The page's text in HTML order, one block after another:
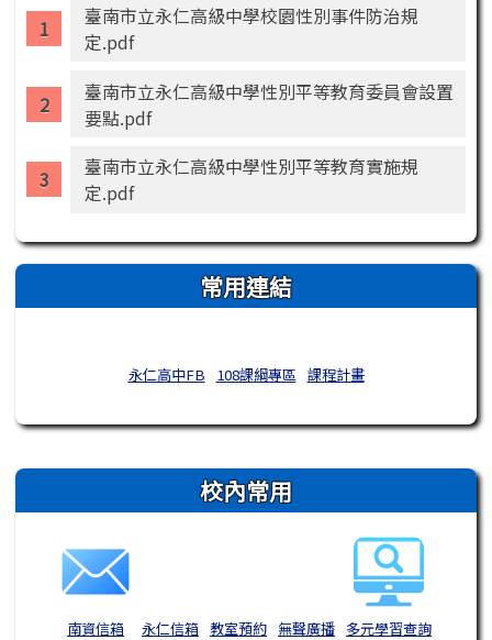
臺南市立永仁高級中學校園性別事件防治規
定.pdf
臺南市立永仁高級中學性別平等教育委員會設置
要點.pdf
臺南市立永仁高級中學性別平等教育實施規
定.pdf
常用連結
永仁高中FB 108課綱專區 課程計畫
右邊區域內容 校內常用
南資信箱 永仁信箱 教室預約 無聲廣播 多元學習查詢